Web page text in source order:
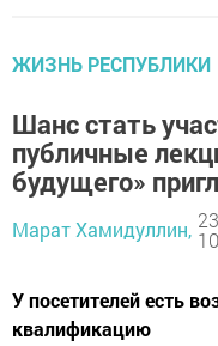
ЖИЗНЬ РЕСПУБЛИКИ
Шанс стать
публичные
будущего»
Марат Хамидуллин,
У посетителей есть
квалификацию